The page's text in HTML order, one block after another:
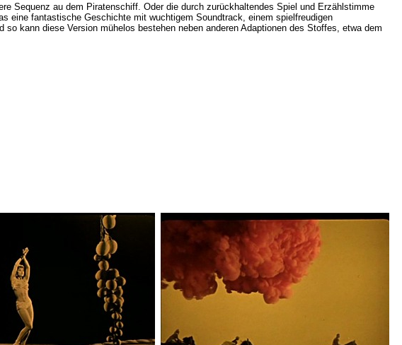
Sequenz au dem Piratenschiff. Oder die durch zurückhaltendes Spiel und Erzählstimme
eine fantastische Geschichte mit wuchtigem Soundtrack, einem spielfreudigen
kann diese Version mühelos bestehen neben anderen Adaptionen des Stoffes, etwa dem